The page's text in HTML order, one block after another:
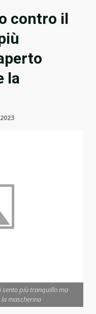
contro il
la
sento più tranquillo ma
mascherina